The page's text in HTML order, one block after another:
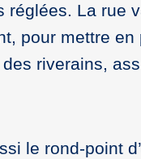
réglées. La rue
pour mettre
riverains,
le rond-point